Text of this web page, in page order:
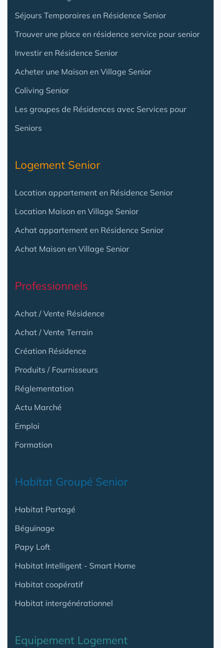
Séjours Temporaires en Résidence Senior
Trouver une place en résidence service pour senior
Investir en Résidence Senior
Acheter une Maison en Village Senior
Coliving Senior
Les groupes de Résidences avec Services pour
Seniors
Logement Senior
Location appartement en Résidence Senior
Location Maison en Village Senior
Achat appartement en Résidence Senior
Achat Maison en Village Senior
Professionnels
Achat / Vente Résidence
Achat / Vente Terrain
Création Résidence
Produits / Fournisseurs
Réglementation
Actu Marché
Emploi
Formation
Habitat Groupé Senior
Habitat Partagé
Béguinage
Papy Loft
Habitat Intelligent - Smart Home
Habitat coopératif
Habitat intergénérationnel
Equipement Logement